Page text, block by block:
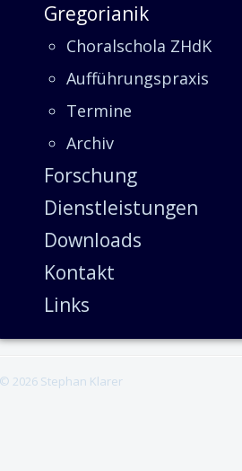
Gregorianik
Choralschola ZHdK
Aufführungspraxis
Termine
Archiv
Forschung
Dienstleistungen
Downloads
Kontakt
Links
© 2026 Stephan Klarer